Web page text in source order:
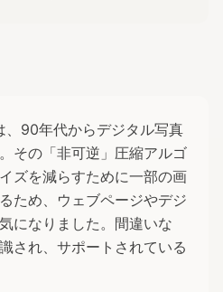
、90年代からデジタル写真
その「非可逆」圧縮アルゴ
ズを減らすために一部の画
ため、ウェブページやデジ
になりました。間違いな
され、サポートされている